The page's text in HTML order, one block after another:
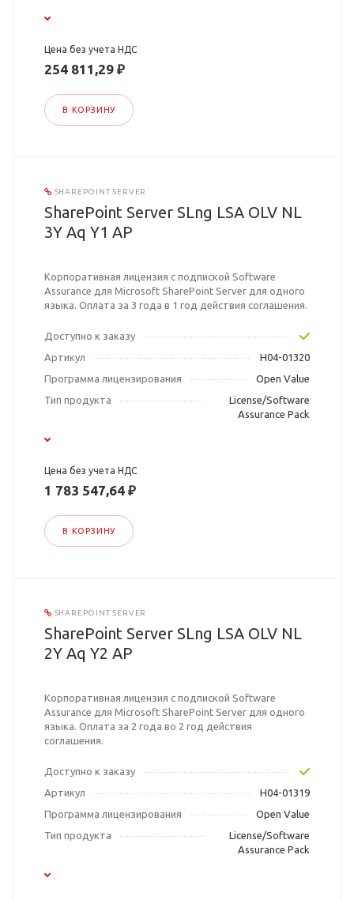
Цена без учета НДС
254 811,29 ₽
В КОРЗИНУ
SHAREPOINT SERVER
SharePoint Server SLng LSA OLV NL
3Y Aq Y1 AP
Корпоративная лицензия с подпиской Software
Assurance для Microsoft SharePoint Server для одного
языка. Оплата за 3 года в 1 год действия соглашения.
Доступно к заказу
Артикул
H04-01320
Программа лицензирования
Open Value
Тип продукта
License/Software
Assurance Pack
Цена без учета НДС
1 783 547,64 ₽
В КОРЗИНУ
SHAREPOINT SERVER
SharePoint Server SLng LSA OLV NL
2Y Aq Y2 AP
Корпоративная лицензия с подпиской Software
Assurance для Microsoft SharePoint Server для одного
языка. Оплата за 2 года во 2 год действия
соглашения.
Доступно к заказу
Артикул
H04-01319
Программа лицензирования
Open Value
Тип продукта
License/Software
Assurance Pack